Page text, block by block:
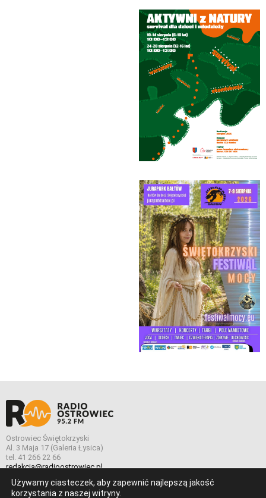
Ostrowiec Świętokrzyski
Al. 3 Maja 17 (Galeria Łysica)
tel. 41 266 22 66
redakcja@radioostrowiec.pl
Używamy ciasteczek, aby zapewnić najlepszą jakość
korzystania z naszej witryny.